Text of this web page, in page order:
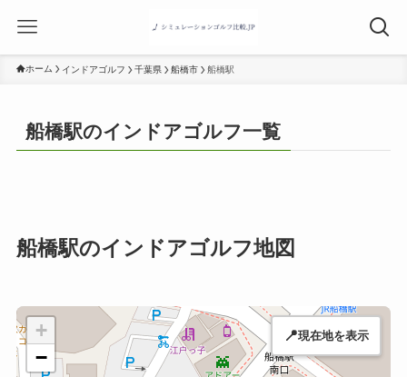
ホーム インドアゴルフ 千葉県 船橋市 船橋駅
船橋駅のインドアゴルフ一覧
船橋駅のインドアゴルフ地図
+
−
📍現在地を表示